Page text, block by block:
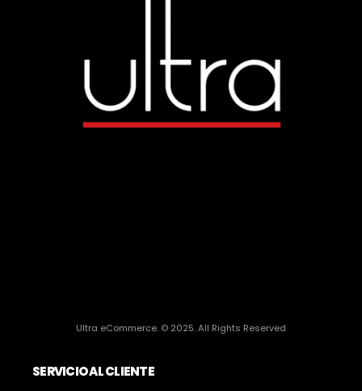
Ultra eCommerce. © 2025. All Rights Reserved
SERVICIO AL CLIENTE